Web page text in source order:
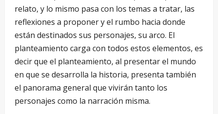
relato, y lo mismo pasa con los temas a tratar, las
reflexiones a proponer y el rumbo hacia donde
están destinados sus personajes, su arco. El
planteamiento carga con todos estos elementos, es
decir que el planteamiento, al presentar el mundo
en que se desarrolla la historia, presenta también
el panorama general que vivirán tanto los
personajes como la narración misma.